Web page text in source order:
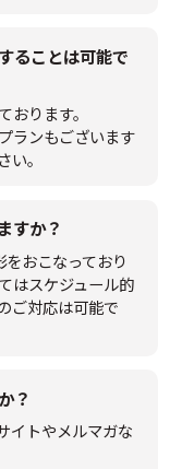
ることは可能で
ります。
ランもございます
。
すか？
おこなっており
はスケジュール的
ご対応は可能で
？
イトやメルマガな